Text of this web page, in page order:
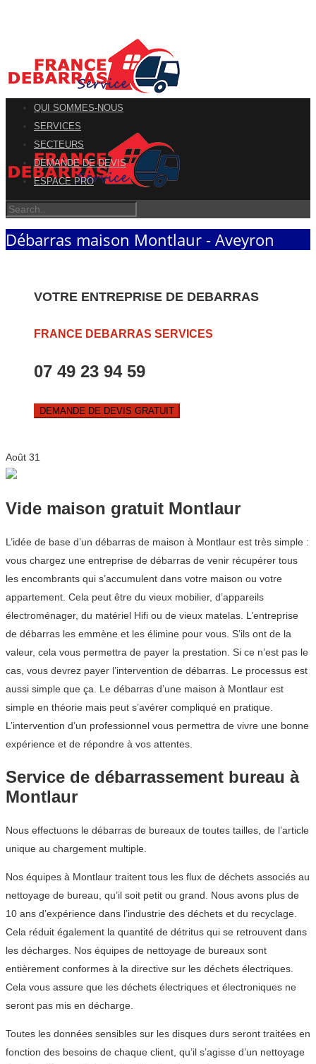
QUI SOMMES-NOUS
SERVICES
SECTEURS
DEMANDE DE DEVIS
ESPACE PRO
Débarras maison Montlaur - Aveyron
VOTRE ENTREPRISE DE DEBARRAS
FRANCE DEBARRAS SERVICES
07 49 23 94 59
DEMANDE DE DEVIS GRATUIT
Août 31
Vide maison gratuit Montlaur
L’idée de base d’un débarras de maison à Montlaur est très simple :
vous chargez une entreprise de débarras de venir récupérer tous
les encombrants qui s’accumulent dans votre maison ou votre
appartement. Cela peut être du vieux mobilier, d’appareils
électroménager, du matériel Hifi ou de vieux matelas. L’entreprise
de débarras les emmène et les élimine pour vous. S’ils ont de la
valeur, cela vous permettra de payer la prestation. Si ce n’est pas le
cas, vous devrez payer l’intervention de débarras. Le processus est
aussi simple que ça. Le débarras d’une maison à Montlaur est
simple en théorie mais peut s’avérer compliqué en pratique.
L’intervention d’un professionnel vous permettra de vivre une bonne
expérience et de répondre à vos attentes.
Service de débarrassement bureau à
Montlaur
Nous effectuons le débarras de bureaux de toutes tailles, de l’article
unique au chargement multiple.
Nos équipes à Montlaur traitent tous les flux de déchets associés au
nettoyage de bureau, qu’il soit petit ou grand. Nous avons plus de
10 ans d’expérience dans l’industrie des déchets et du recyclage.
Cela réduit également la quantité de détritus qui se retrouvent dans
les décharges. Nos équipes de nettoyage de bureaux sont
entièrement conformes à la directive sur les déchets électriques.
Cela vous assure que les déchets électriques et électroniques ne
seront pas mis en décharge.
Toutes les données sensibles sur les disques durs seront traitées en
fonction des besoins de chaque client, qu’il s’agisse d’un nettoyage